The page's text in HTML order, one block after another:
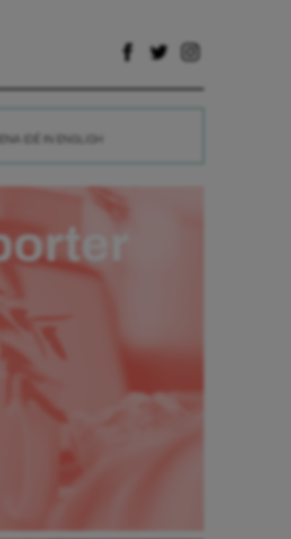
IDÉ IN ENGLISH